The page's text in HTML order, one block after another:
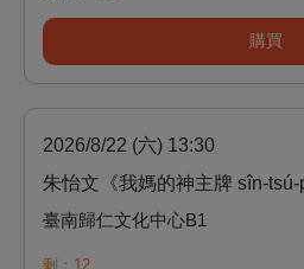
購買
2026/8/22 (六) 13:30
朱怡文《我媽的神主牌 sîn-tsú-
臺南歸仁文化中心B1
剩：12